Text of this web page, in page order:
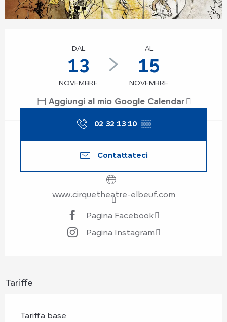
DAL
13
NOVEMBRE
AL
15
NOVEMBRE
Aggiungi al mio Google Calendar
02 32 13 10 ▒▒
Contattateci
www.cirquetheatre-elbeuf.com
Pagina Facebook
Pagina Instagram
Tariffe
Tariffa base